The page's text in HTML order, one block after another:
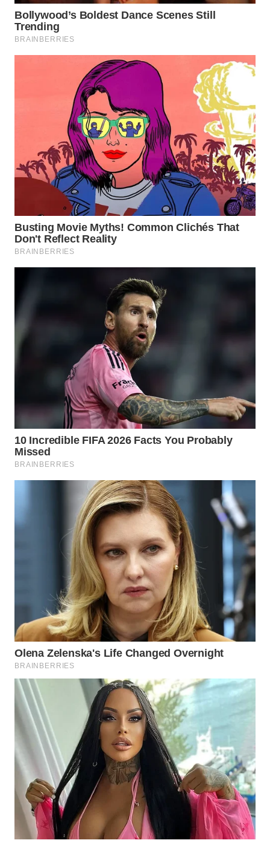
WN
LANGKAT
WN
KARO
SIMALUNGUN
WN
LABUHANBATU
TEBING
TINGGI
WN
BOGOR
WN
DEPOK
WN
TAPANULI
UTARA
WN
SAMOSIR
WN
PADANG
LAWAS